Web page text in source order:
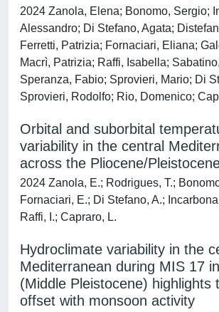
2024 Zanola, Elena; Bonomo, Sergio;
Alessandro; Di Stefano, Agata;
Ferretti, Patrizia; Fornaciari, Eliana;
Macrì, Patrizia; Raffi, Isabella;
Speranza, Fabio; Sprovieri, Mario; Di
Sprovieri, Rodolfo; Rio, Domenico;
Orbital and suborbital
variability in the central
across the Pliocene/
2024 Zanola, E.; Rodrigues, T.;
Fornaciari, E.; Di Stefano, A.;
Raffi, I.; Capraro, L.
Hydroclimate variability in the
Mediterranean during MIS 17
(Middle Pleistocene) highlights
offset with monsoon activity